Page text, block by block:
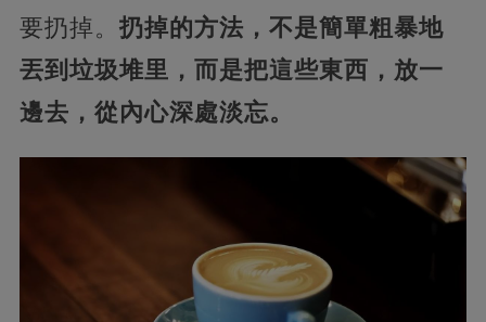
要扔掉。 扔掉的方法，不是簡單粗暴地
丟到垃圾堆里，而是把這些東西，放一
邊去，從內心深處淡忘。